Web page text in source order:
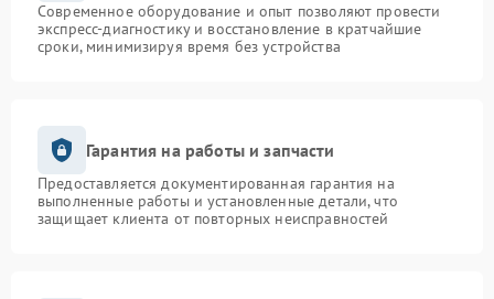
Современное оборудование и опыт позволяют провести
экспресс-диагностику и восстановление в кратчайшие
сроки, минимизируя время без устройства
Гарантия на работы и запчасти
Предоставляется документированная гарантия на
выполненные работы и установленные детали, что
защищает клиента от повторных неисправностей